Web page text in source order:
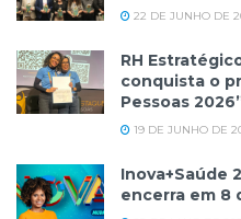
22 DE JUNHO DE
RH
conquista o
Pessoas
19 DE JUNHO DE
Inova+Saúde
encerra em 8